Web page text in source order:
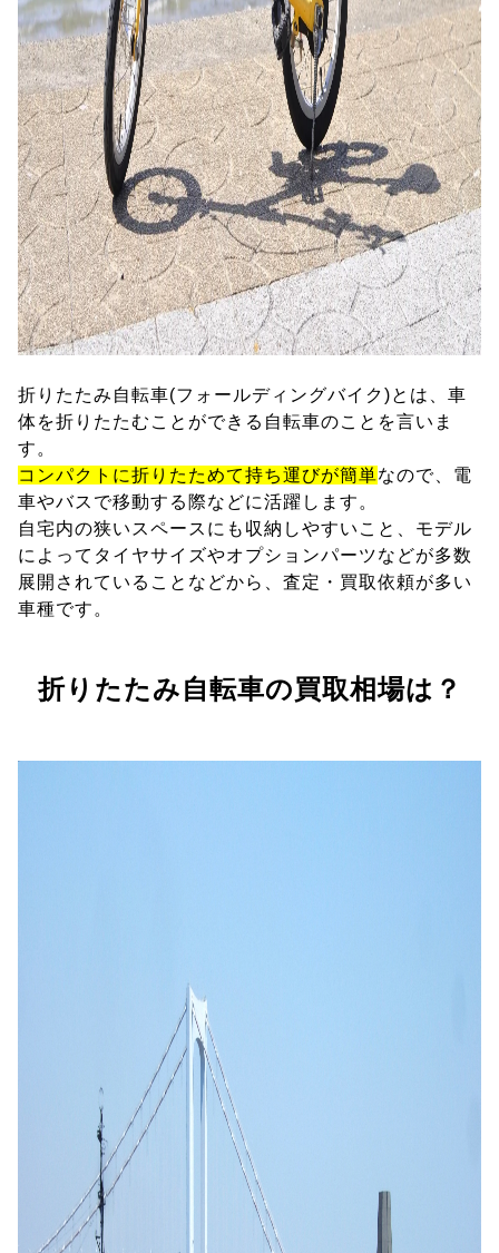
折りたたみ自転車(フォールディングバイク)とは、車
体を折りたたむことができる自転車のことを言いま
す。
コンパクトに折りたためて持ち運びが簡単なので、電
車やバスで移動する際などに活躍します。
自宅内の狭いスペースにも収納しやすいこと、モデル
によってタイヤサイズやオプションパーツなどが多数
展開されていることなどから、査定・買取依頼が多い
車種です。
折りたたみ自転車の買取相場は？